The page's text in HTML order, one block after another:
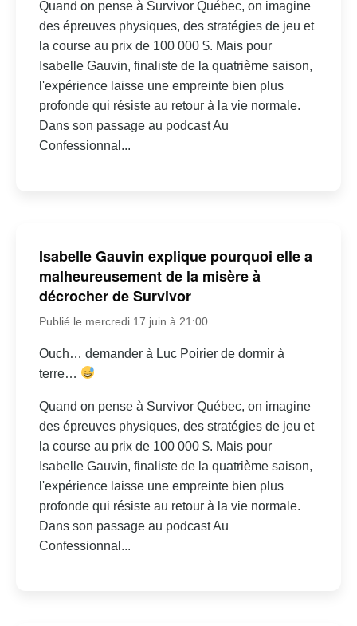
Quand on pense à Survivor Québec, on imagine
des épreuves physiques, des stratégies de jeu et
la course au prix de 100 000 $. Mais pour
Isabelle Gauvin, finaliste de la quatrième saison,
l'expérience laisse une empreinte bien plus
profonde qui résiste au retour à la vie normale.
Dans son passage au podcast Au
Confessionnal...
Isabelle Gauvin explique pourquoi elle a
malheureusement de la misère à
décrocher de Survivor
Publié le mercredi 17 juin à 21:00
Ouch… demander à Luc Poirier de dormir à
terre…
Quand on pense à Survivor Québec, on imagine
des épreuves physiques, des stratégies de jeu et
la course au prix de 100 000 $. Mais pour
Isabelle Gauvin, finaliste de la quatrième saison,
l'expérience laisse une empreinte bien plus
profonde qui résiste au retour à la vie normale.
Dans son passage au podcast Au
Confessionnal...